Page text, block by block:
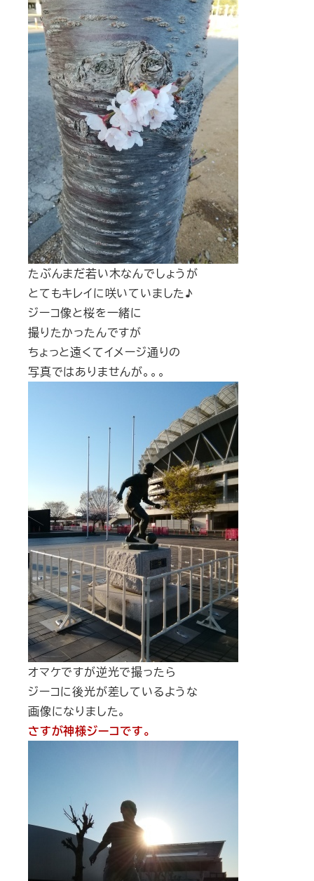
たぶんまだ若い木なんでしょうが
とてもキレイに咲いていました♪
ジーコ像と桜を一緒に
撮りたかったんですが
ちょっと遠くてイメージ通りの
写真ではありませんが。。。
オマケですが逆光で撮ったら
ジーコに後光が差しているような
画像になりました。
さすが神様ジーコです。